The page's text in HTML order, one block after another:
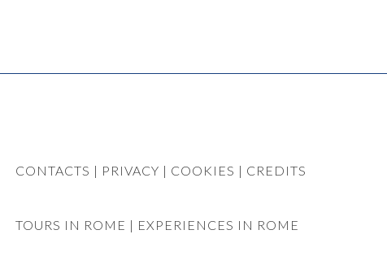
CONTACTS | PRIVACY | COOKIES | CREDITS
TOURS IN ROME | EXPERIENCES IN ROME